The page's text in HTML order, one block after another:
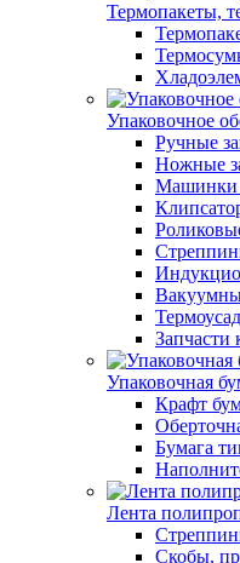
Термопакеты,
Упаковочное
Ручные
Ножные
Машинки
Запчасти
Упаковочная
Крафт
Бумага
Лента
Скобы,